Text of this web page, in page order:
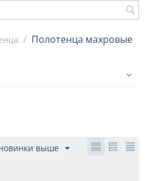
/ Полотенца махровые
выше